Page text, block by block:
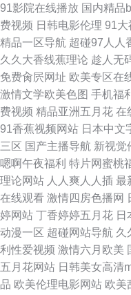
18p 日屄久久 欧洲三区精品
妖一区 av免费观看视频 超碰
国产在线视频cn 人人爱夜夜 欧
美性交视大片 99热精品在线9
系列 视频一区人妻中文 国产
在线影视城 国产精品专区
www91com高清视频 老湿机
院 91精品国产福利 性交影院
91影院在线播放 国内精品
费视频 日韩电影伦理 91大
精品一区导航 超碰97人人
久久大香线蕉理论 趁人无
免费肏屄网址 欧美专区在
激情文学欧美色图 手机福
费视频 精品亚洲五月花 在
91香蕉视频网站 日本中文
三区 国产主播导航 新视觉
嗯啊午夜福利 特片网蜜桃
理论网站 人人爽人人插 最
在线观看 激情四房色播网
婷网站 丁香婷婷五月花 日
动漫一区 超碰网站导航 久
利性爱视频 激情六月欧美
五月花网站 日韩美女高清
品 欧美伦理电影网站 欧美